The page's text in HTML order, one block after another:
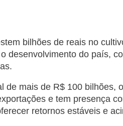
bilhões de reais no
desenvolvimento do país,
de mais de R$ 100 bilhões, o
e tem presença
retornos estáveis e